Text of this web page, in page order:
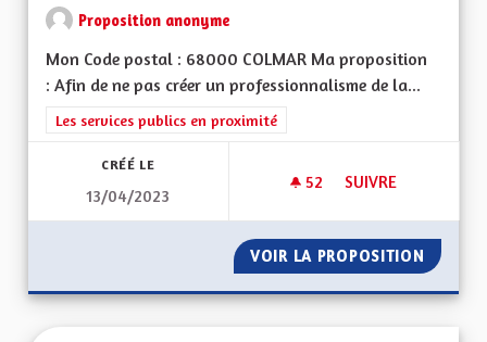
Proposition anonyme
Mon Code postal : 68000 COLMAR Ma proposition
: Afin de ne pas créer un professionnalisme de la...
Filtrer les résultats de la catégorie : Les services publics en
Les services publics en proximité
CRÉÉ LE
13/04/2023
52 52 ABONNÉS
SUIVRE
VOIR LA PROPOSITION NE